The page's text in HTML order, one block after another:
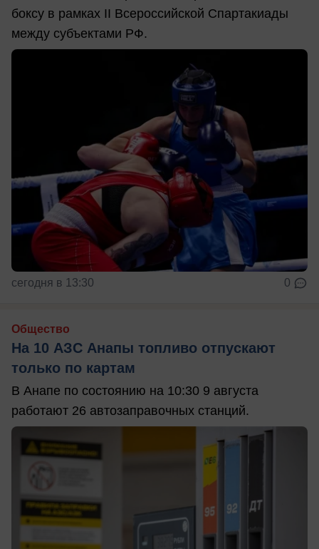
боксу в рамках II Всероссийской Спартакиады
между субъектами РФ.
сегодня в 13:30 0
Общество
На 10 АЗС Анапы топливо отпускают
только по картам
В Анапе по состоянию на 10:30 9 августа
работают 26 автозаправочных станций.